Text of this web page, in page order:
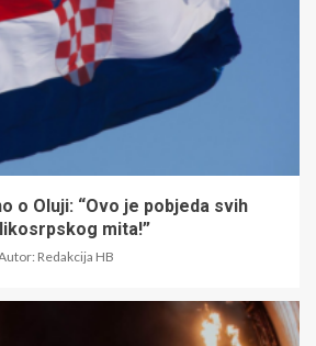
o Oluji: “Ovo je pobjeda svih
mita!”
Redakcija HB